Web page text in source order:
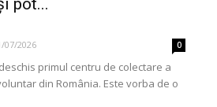
pot...
07/2026 0
primul centru de colectare a
din România. Este vorba de o